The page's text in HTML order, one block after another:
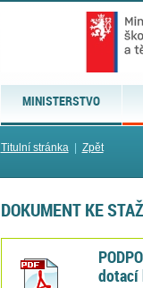
MINISTERSTVO
Titulní stránka| Zpět
DOKUMENT KE
dotací